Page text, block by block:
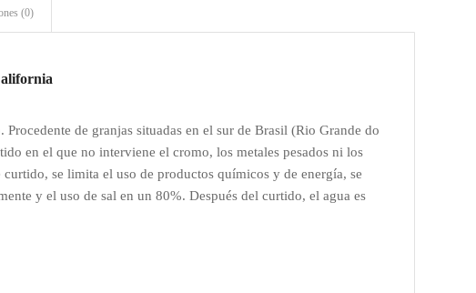
(0)
de granjas situadas en el sur de Brasil (Rio Grande do
en el que no interviene el cromo, los metales pesados ni los
se limita el uso de productos químicos y de energía, se
y el uso de sal en un 80%. Después del curtido, el agua es